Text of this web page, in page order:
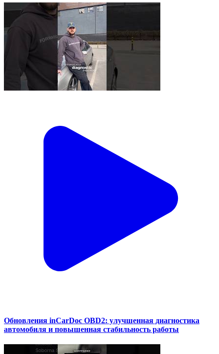
Обновления inCarDoc OBD2: улучшенная диагностика
автомобиля и повышенная стабильность работы